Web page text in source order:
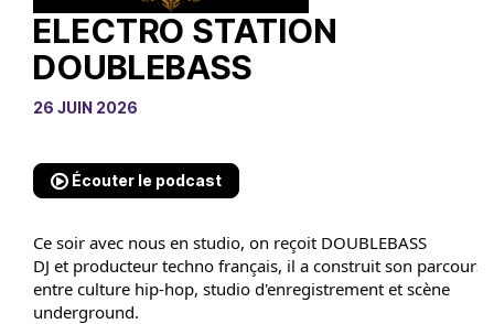
ELECTRO STATION
DOUBLEBASS
26 JUIN 2026
Écouter le podcast
Ce soir avec nous en studio, on reçoit DOUBLEBASS
DJ et producteur techno français, il a construit son parcours
entre culture hip-hop, studio d'enregistrement et scène
underground.